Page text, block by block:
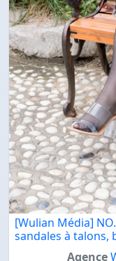
[Wulian Média]
sandales à talons,
Agence